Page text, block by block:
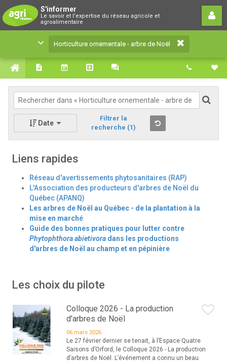
S'informer
Le savoir et l'expertise du réseau agricole et
agroalimentaire
Horticulture ornementale - arbre de
Noël
Le savoir et l'expertise du réseau agricole et
agroalimentaire
Horticulture ornementale - arbre de Noël
Date
Filtrer la
recherche (1)
Liens rapides
Réseau d'avertissements phytosanitaires (RAP)
L'Association des producteurs d'arbres de Noël du
Québec (APANQ)
Les arbres de Noël au Québec - de la plantation à la
mise en marché
Guide des bonnes pratiques pour lutter contre
Phytophthora abietivora dans les productions
d'arbres de Noël au champ et en pépinière
Les choix du pilote
Colloque 2026 - La production
d'arbres de Noël
06 mars 2026
Le 27 février dernier se tenait, à l’Espace Quatre
Saisons d’Orford, le Colloque 2026 - La production
d’arbres de Noël. L’événement a connu un beau